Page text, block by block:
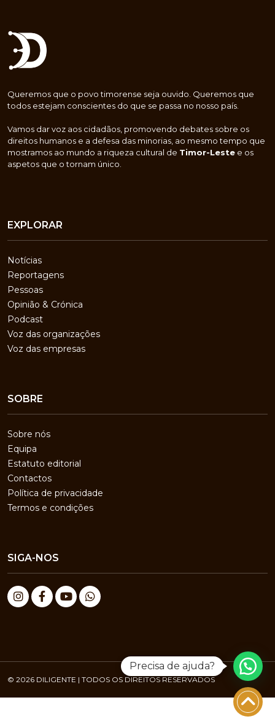
Queremos que o povo timorense seja ouvido. Queremos que
todos estejam conscientes do que se passa no nosso país.
Vamos dar voz aos cidadãos, promovendo debates sobre os
direitos humanos e a defesa das minorias, ao mesmo tempo que
mostramos ao mundo a riqueza cultural de Timor-Leste e os
aspetos que o tornam único.
EXPLORAR
Notícias
Reportagens
Pessoas
Opinião & Crónica
Podcast
Voz das organizações
Voz das empresas
SOBRE
Sobre nós
Equipa
Estatuto editorial
Contactos
Política de privacidade
Termos e condições
SIGA-NOS
© 2026 DILIGENTE | TODOS OS DIREITOS RESERVADOS
Precisa de ajuda?